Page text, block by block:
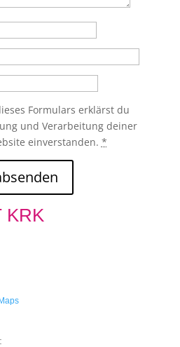
Formulars erklärst du
und Verarbeitung deiner
einverstanden. *
KRK